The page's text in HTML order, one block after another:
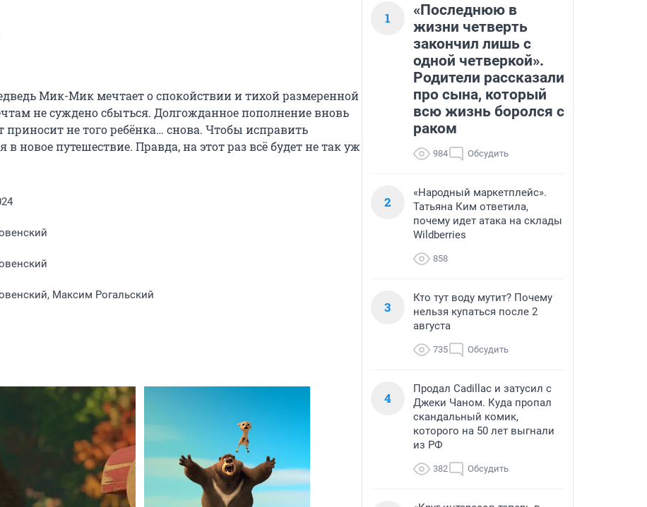
Мик-Мик мечтает о спокойствии и тихой размеренной
не суждено сбыться. Долгожданное пополнение вновь
не того ребёнка… снова. Чтобы исправить
новое путешествие. Правда, на этот раз всё будет не так уж
Максим Рогальский
1
«Последнюю в
жизни четверть
закончил лишь с
одной четверкой».
Родители рассказали
про сына, который
всю жизнь боролся с
раком
984 Обсудить
2
«Народный маркетплейс».
Татьяна Ким ответила,
почему идет атака на склады
Wildberries
858
3
Кто тут воду мутит? Почему
нельзя купаться после 2
августа
735 Обсудить
4
Продал Cadillac и затусил с
Джеки Чаном. Куда пропал
скандальный комик,
которого на 50 лет выгнали
из РФ
382 Обсудить